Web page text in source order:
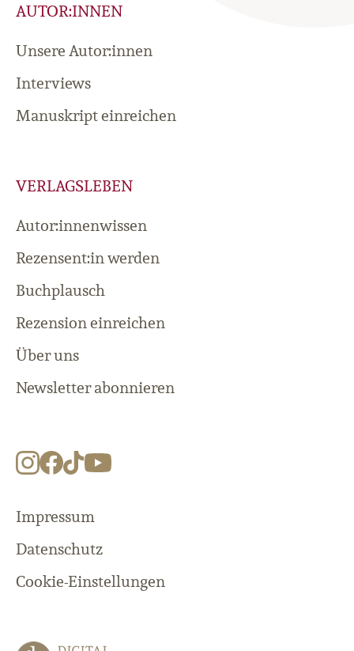
AUTOR:INNEN
Unsere Autor:innen
Interviews
Manuskript einreichen
VERLAGSLEBEN
Autor:innenwissen
Rezensent:in werden
Buchplausch
Rezension einreichen
Über uns
Newsletter abonnieren
Impressum
Datenschutz
Cookie-Einstellungen